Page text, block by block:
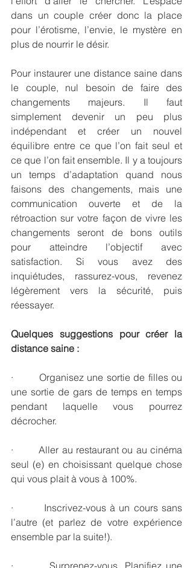
dans un couple créer donc la place
pour l’érotisme, l’envie, le mystère en
plus de nourrir le désir.
Pour instaurer une distance saine dans
le couple, nul besoin de faire des
changements majeurs. Il faut
simplement devenir un peu plus
indépendant et créer un nouvel
équilibre entre ce que l’on fait seul et
ce que l’on fait ensemble. Il y a toujours
un temps d’adaptation quand nous
faisons des changements, mais une
communication ouverte et de la
rétroaction sur votre façon de vivre les
changements seront de bons outils
pour atteindre l’objectif avec
satisfaction. Si vous avez des
inquiétudes, rassurez-vous, revenez
légèrement vers la sécurité, puis
réessayer.
Quelques suggestions pour créer la
distance saine :
·        Organisez une sortie de filles ou
une sortie de gars de temps en temps
pendant laquelle vous pourrez
décrocher.
·        Aller au restaurant ou au cinéma
seul (e) en choisissant quelque chose
qui vous plait à vous à 100%.
·        Inscrivez-vous à un cours sans
l’autre (et parlez de votre expérience
ensemble par la suite!).